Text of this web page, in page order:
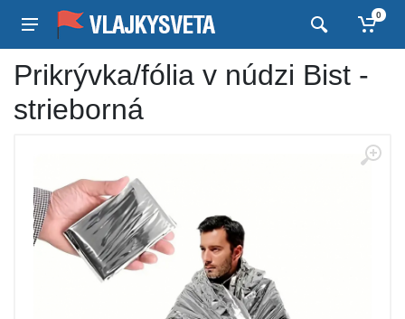
0
Prikrývka/fólia v núdzi Bist -
strieborná